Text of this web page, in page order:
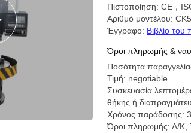
Πιστοποίηση: CE，
Αριθμό μοντέλου:
Έγγραφο: Βιβλίο του
Όροι πληρωμής &
Ποσότητα
Τιμή: negotiable
Συσκευασία
θήκης ή
Χρόνος παράδοσης:
Όροι πληρωμής: Λ/Κ,